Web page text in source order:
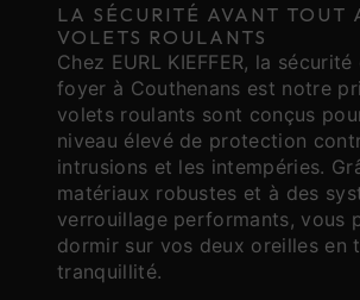
LA SÉCURITÉ AVANT TOUT
VOLETS ROULANTS
Chez EURL KIEFFER, la
foyer à Couthenans est notre
volets roulants sont conçus
niveau élevé de protection
intrusions et les intempéries.
matériaux robustes et à des
verrouillage performants, vous
dormir sur vos deux oreilles en
tranquillité.